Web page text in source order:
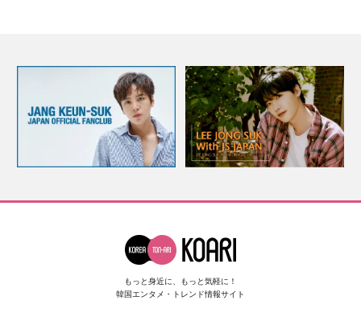
もっと身近に、もっと気軽に！
韓国エンタメ・トレンド情報サイト